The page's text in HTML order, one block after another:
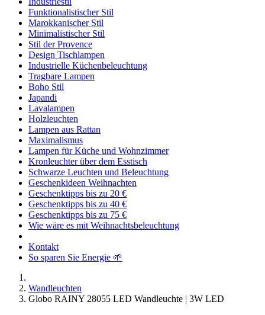
Funktionalistischer Stil
Marokkanischer Stil
Minimalistischer Stil
Stil der Provence
Design Tischlampen
Industrielle Küchenbeleuchtung
Tragbare Lampen
Boho Stil
Japandi
Lavalampen
Holzleuchten
Lampen aus Rattan
Maximalismus
Lampen für Küche und Wohnzimmer
Kronleuchter über dem Esstisch
Schwarze Leuchten und Beleuchtung
Geschenkideen Weihnachten
Geschenktipps bis zu 20 €
Geschenktipps bis zu 40 €
Geschenktipps bis zu 75 €
Wie wäre es mit Weihnachtsbeleuchtung
Kontakt
So sparen Sie Energie 🌱
Wandleuchten
Globo RAINY 28055 LED Wandleuchte | 3W LED